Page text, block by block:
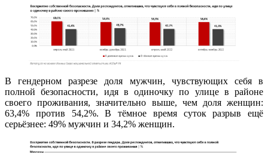
В гендерном разрезе доля мужчин, чувствующих себя в
полной безопасности, идя в одиночку по улице в районе
своего проживания, значительно выше, чем доля женщин:
63,4% против 54,2%. В тёмное время суток разрыв ещё
серьёзнее: 49% мужчин и 34,2% женщин.